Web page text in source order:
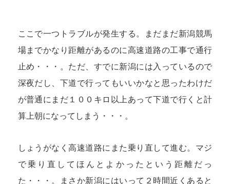
ここで一つトラブルが発生する。まだまだ新潟競馬
場までかなり距離があるのに高速道路の工事で通行
止め・・・。ただ、すでに新潟には入っているので
深夜だし、下道で行ってもいいかなと思ったわけだ
が普通にまだ１００キロ以上あって下道で行くと計
算上朝になってしまう・・・。
しょうがなく高速道路にまた乗り直して進む。マジ
で乗り直してほんとよかったという距離だっ
た・・・。まさか新潟にはいって２時間近くあると